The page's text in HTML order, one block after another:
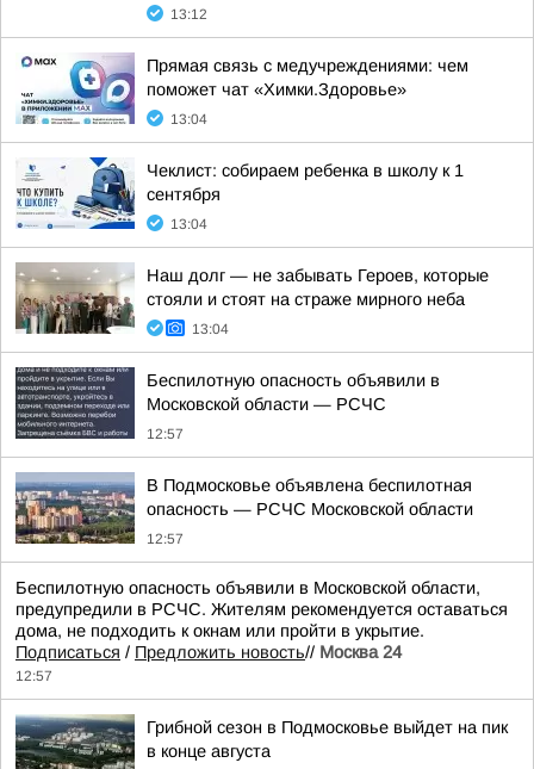
13:12
Прямая связь с медучреждениями: чем
поможет чат «Химки.Здоровье»
13:04
Чеклист: собираем ребенка в школу к 1
сентября
13:04
Наш долг — не забывать Героев, которые
стояли и стоят на страже мирного неба
13:04
Беспилотную опасность объявили в
Московской области — РСЧС
12:57
В Подмосковье объявлена беспилотная
опасность — РСЧС Московской области
12:57
Беспилотную опасность объявили в Московской области,
предупредили в РСЧС. Жителям рекомендуется оставаться
дома, не подходить к окнам или пройти в укрытие.
Подписаться / Предложить новость// Москва 24
12:57
Грибной сезон в Подмосковье выйдет на пик
в конце августа